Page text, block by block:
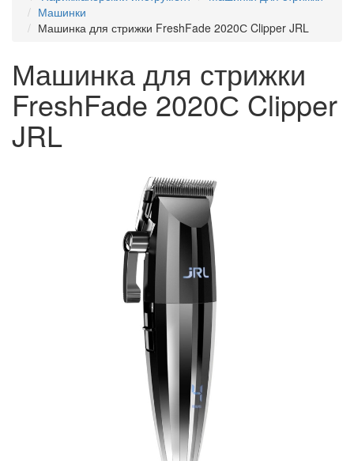
Машинки
Машинка для стрижки FreshFade 2020С Clipper JRL
Машинка для стрижки
FreshFade 2020С Clipper
JRL